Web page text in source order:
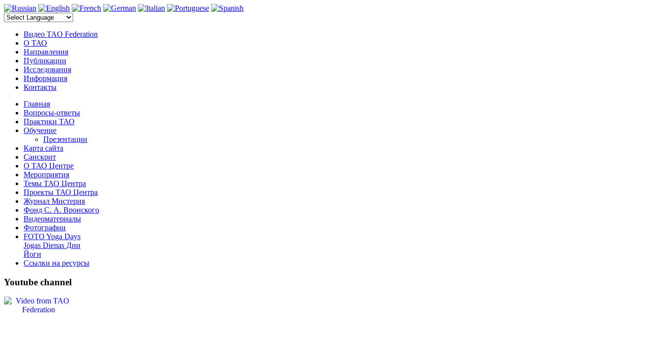
электронные компоненты
Видео TAO Federation
О ТАО
Направления
Публикации
Исследования
Информация
Контакты
Главная
Вопросы-ответы
Практики ТАО
Обучение
Презентации
Карта сайта
Санскрит
О ТАО Центре
Мероприятия
Темы ТАО Центра
Проекты ТАО Центра
Журнал Мистерия
Фонд С. А. Вронского
Видеоматериалы
Фотографии
FOTO Yoga Days
Jogas Dienas Дни
Йоги
Ссылки на ресурсы
Youtube channel